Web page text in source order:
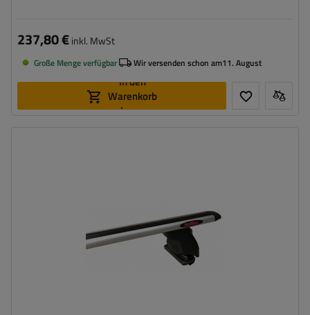
237,80 €inkl. MwSt
Große Menge verfügbar Wir versenden schon am11. August
In den
Warenkorb
legen